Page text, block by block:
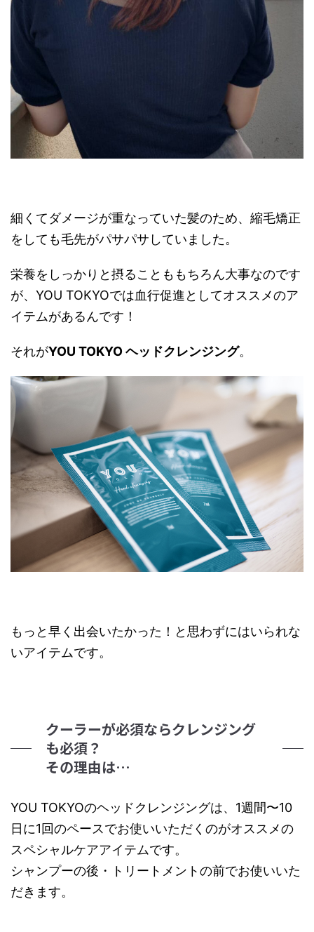
細くてダメージが重なっていた髪のため、縮毛矯正
をしても毛先がパサパサしていました。
栄養をしっかりと摂ることももちろん大事なのです
が、YOU TOKYOでは血行促進としてオススメのア
イテムがあるんです！
それがYOU TOKYO ヘッドクレンジング。
もっと早く出会いたかった！と思わずにはいられな
いアイテムです。
クーラーが必須ならクレンジング
も必須？
その理由は…
YOU TOKYOのヘッドクレンジングは、1週間〜10
日に1回のペースでお使いいただくのがオススメの
スペシャルケアアイテムです。
シャンプーの後・トリートメントの前でお使いいた
だきます。